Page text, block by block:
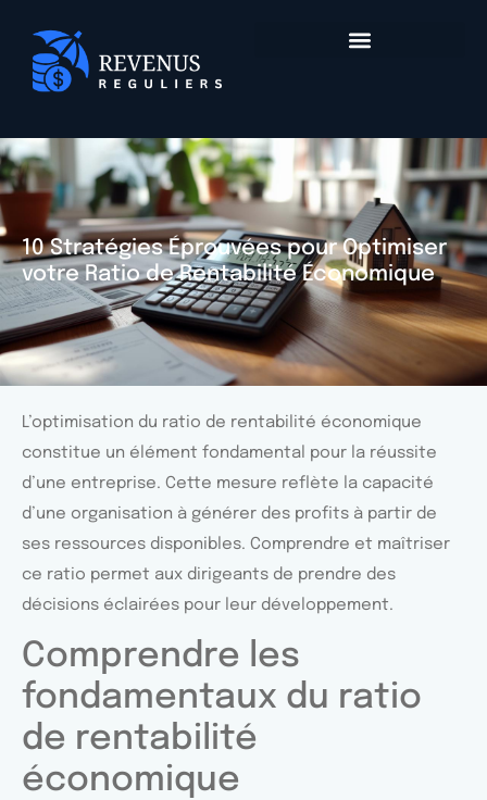
10 Stratégies Éprouvées pour Optimiser
votre Ratio de Rentabilité Économique
L’optimisation du ratio de rentabilité économique
constitue un élément fondamental pour la réussite
d’une entreprise. Cette mesure reflète la capacité
d’une organisation à générer des profits à partir de
ses ressources disponibles. Comprendre et maîtriser
ce ratio permet aux dirigeants de prendre des
décisions éclairées pour leur développement.
Comprendre les
fondamentaux du ratio
de rentabilité
économique